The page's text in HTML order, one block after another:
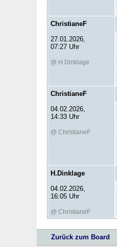
ChristianeF
27.01.2026,
07:27 Uhr
@ H.Dinklage
ChristianeF
04.02.2026,
14:33 Uhr
@ ChristianeF
H.Dinklage
04.02.2026,
16:05 Uhr
@ ChristianeF
Zurück zum Board